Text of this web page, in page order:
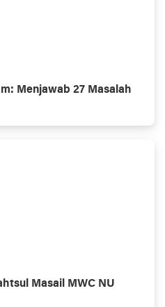
Menjawab 27 Masalah
Masail MWC NU